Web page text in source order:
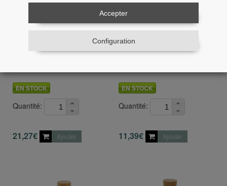
Accepter
Configuration
Verre/acier Inox.
EN STOCK
Quantité:
21,27€ Ajouter
Cafetière À Piston 350ml
Verre/bois/acier Inox.
EN STOCK
Quantité:
11,39€ Ajouter